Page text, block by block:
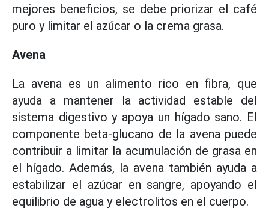
mejores beneficios, se debe priorizar el café
puro y limitar el azúcar o la crema grasa.
Avena
La avena es un alimento rico en fibra, que
ayuda a mantener la actividad estable del
sistema digestivo y apoya un hígado sano. El
componente beta-glucano de la avena puede
contribuir a limitar la acumulación de grasa en
el hígado. Además, la avena también ayuda a
estabilizar el azúcar en sangre, apoyando el
equilibrio de agua y electrolitos en el cuerpo.